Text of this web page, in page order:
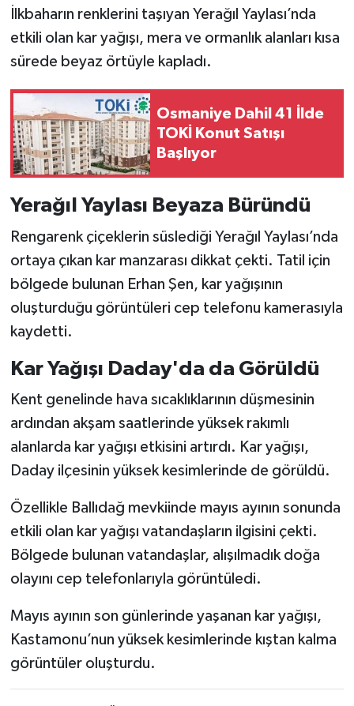
İlkbaharın renklerini taşıyan Yerağıl Yaylası’nda
etkili olan kar yağışı, mera ve ormanlık alanları kısa
sürede beyaz örtüyle kapladı.
Osmaniye Dahil 41 İlde
TOKİ Konut Satışı
Başlıyor
Yerağıl Yaylası Beyaza Büründü
Rengarenk çiçeklerin süslediği Yerağıl Yaylası’nda
ortaya çıkan kar manzarası dikkat çekti. Tatil için
bölgede bulunan Erhan Şen, kar yağışının
oluşturduğu görüntüleri cep telefonu kamerasıyla
kaydetti.
Kar Yağışı Daday'da da Görüldü
Kent genelinde hava sıcaklıklarının düşmesinin
ardından akşam saatlerinde yüksek rakımlı
alanlarda kar yağışı etkisini artırdı. Kar yağışı,
Daday ilçesinin yüksek kesimlerinde de görüldü.
Özellikle Ballıdağ mevkiinde mayıs ayının sonunda
etkili olan kar yağışı vatandaşların ilgisini çekti.
Bölgede bulunan vatandaşlar, alışılmadık doğa
olayını cep telefonlarıyla görüntüledi.
Mayıs ayının son günlerinde yaşanan kar yağışı,
Kastamonu’nun yüksek kesimlerinde kıştan kalma
görüntüler oluşturdu.